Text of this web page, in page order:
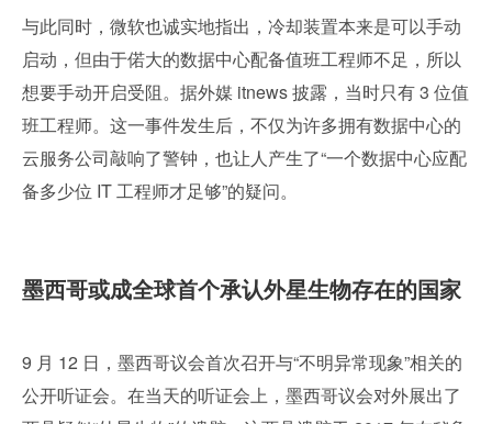
与此同时，微软也诚实地指出，冷却装置本来是可以手动
启动，但由于偌大的数据中心配备值班工程师不足，所以
想要手动开启受阻。据外媒 itnews 披露，当时只有 3 位值
班工程师。这一事件发生后，不仅为许多拥有数据中心的
云服务公司敲响了警钟，也让人产生了“一个数据中心应配
备多少位 IT 工程师才足够”的疑问。
墨西哥或成全球首个承认外星生物存在的国家
9 月 12 日，墨西哥议会首次召开与“不明异常现象”相关的
公开听证会。在当天的听证会上，墨西哥议会对外展出了